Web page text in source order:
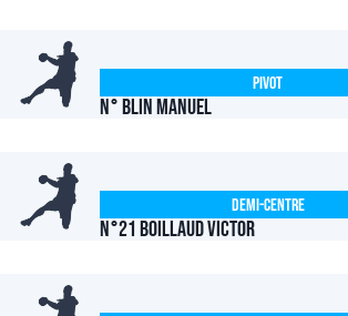
N° BLIN Manuel
Pivot
N°21 BOILLAUD Victor
Demi-centre